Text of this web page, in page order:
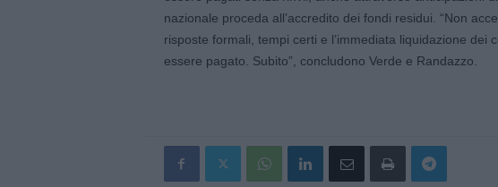
nazionale proceda all’accredito dei fondi residui. “Non
risposte formali, tempi certi e l’immediata liquidazione dei
essere pagato. Subito”, concludono Verde e Randazzo.